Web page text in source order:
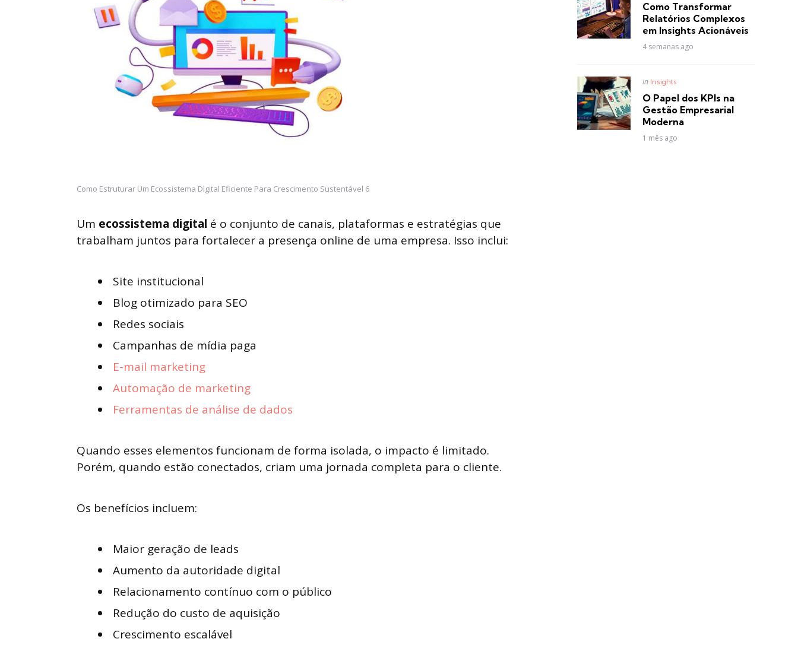
Como Estruturar Um Ecossistema Digital Eficiente Para Crescimento Sustentável 6
Um ecossistema digital é o conjunto de canais, plataformas e estratégias que
trabalham juntos para fortalecer a presença online de uma empresa. Isso inclui:
Site institucional
Blog otimizado para SEO
Redes sociais
Campanhas de mídia paga
E-mail marketing
Automação de marketing
Ferramentas de análise de dados
Quando esses elementos funcionam de forma isolada, o impacto é limitado.
Porém, quando estão conectados, criam uma jornada completa para o cliente.
Os benefícios incluem:
Maior geração de leads
Aumento da autoridade digital
Relacionamento contínuo com o público
Redução do custo de aquisição
Crescimento escalável
Como Transformar
Relatórios Complexos
em Insights Acionáveis
4 semanas ago
Posted
in Insights
O Papel dos KPIs na
Gestão Empresarial
Moderna
1 mês ago